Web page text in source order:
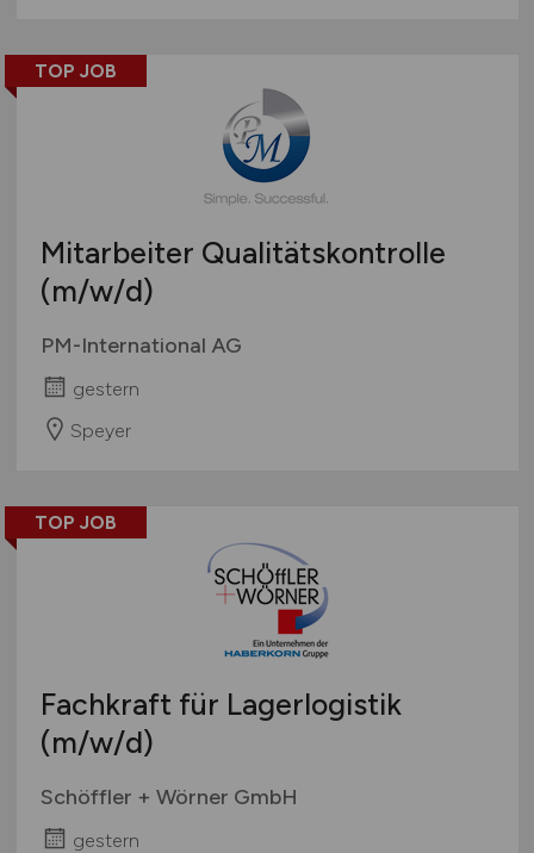
TOP JOB
Mitarbeiter Qualitätskontrolle
(m/w/d)
PM-International AG
gestern
Speyer
TOP JOB
Fachkraft für Lagerlogistik
(m/w/d)
Schöffler + Wörner GmbH
gestern